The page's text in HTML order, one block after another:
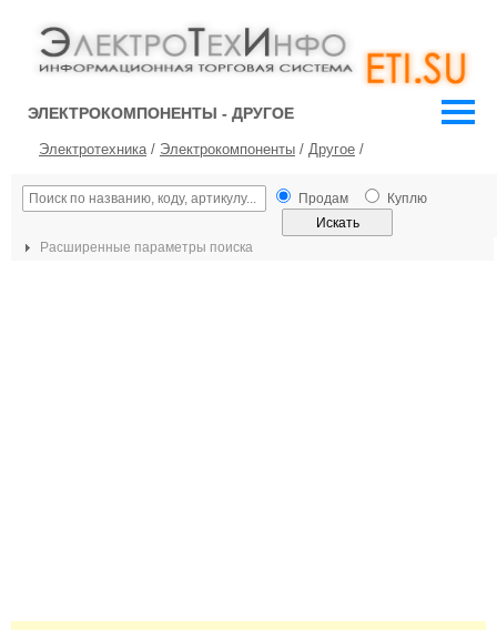
ЭЛЕКТРОКОМПОНЕНТЫ - ДРУГОЕ
Электротехника/ Электрокомпоненты / Другое /
Продам Куплю
Расширенные параметры поиска